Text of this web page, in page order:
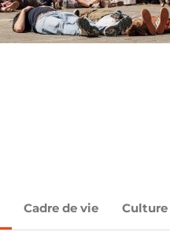
Cadre de vie Culture